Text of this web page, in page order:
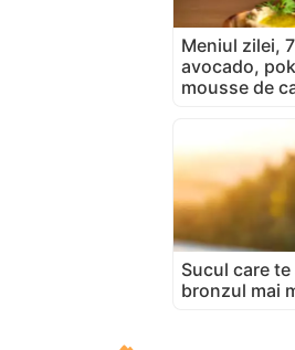
Meniul zilei,
avocado,
mousse de
Sucul care
bronzul mai